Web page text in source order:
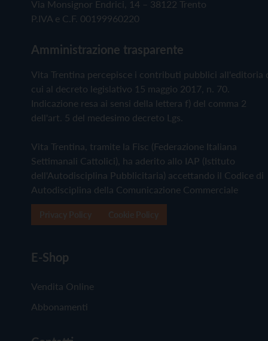
Via Monsignor Endrici, 14 – 38122 Trento
P.IVA e C.F. 00199960220
Amministrazione trasparente
Vita Trentina percepisce i contributi pubblici all'editoria
cui al decreto legislativo 15 maggio 2017, n. 70.
Indicazione resa ai sensi della lettera f) del comma 2
dell'art. 5 del medesimo decreto Lgs.
Vita Trentina, tramite la Fisc (Federazione Italiana
Settimanali Cattolici), ha aderito allo IAP (Istituto
dell'Autodisciplina Pubblicitaria) accettando il Codice di
Autodisciplina della Comunicazione Commerciale
E-Shop
Vendita Online
Abbonamenti